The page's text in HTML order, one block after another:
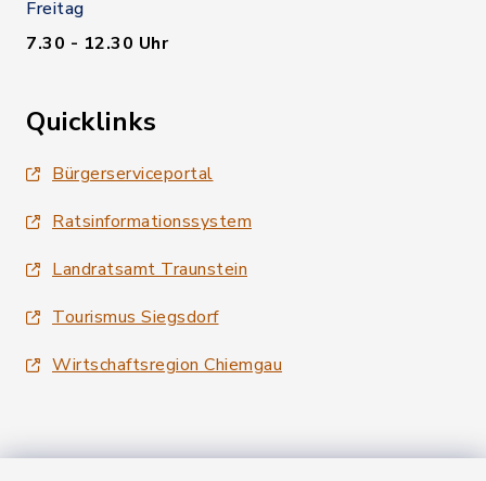
Freitag
7.30 - 12.30 Uhr
Quicklinks
Bürgerserviceportal
Ratsinformationssystem
Landratsamt Traunstein
Tourismus Siegsdorf
Wirtschaftsregion Chiemgau